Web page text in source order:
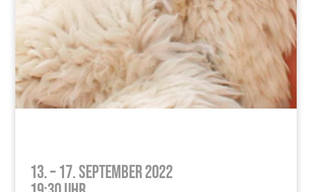
13. – 17. September 2022